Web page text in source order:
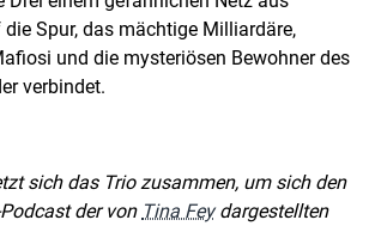
Spur, das mächtige Milliardäre,
und die mysteriösen Bewohner des
verbindet.
sich das Trio zusammen, um sich den
der von Tina Feydargestellten